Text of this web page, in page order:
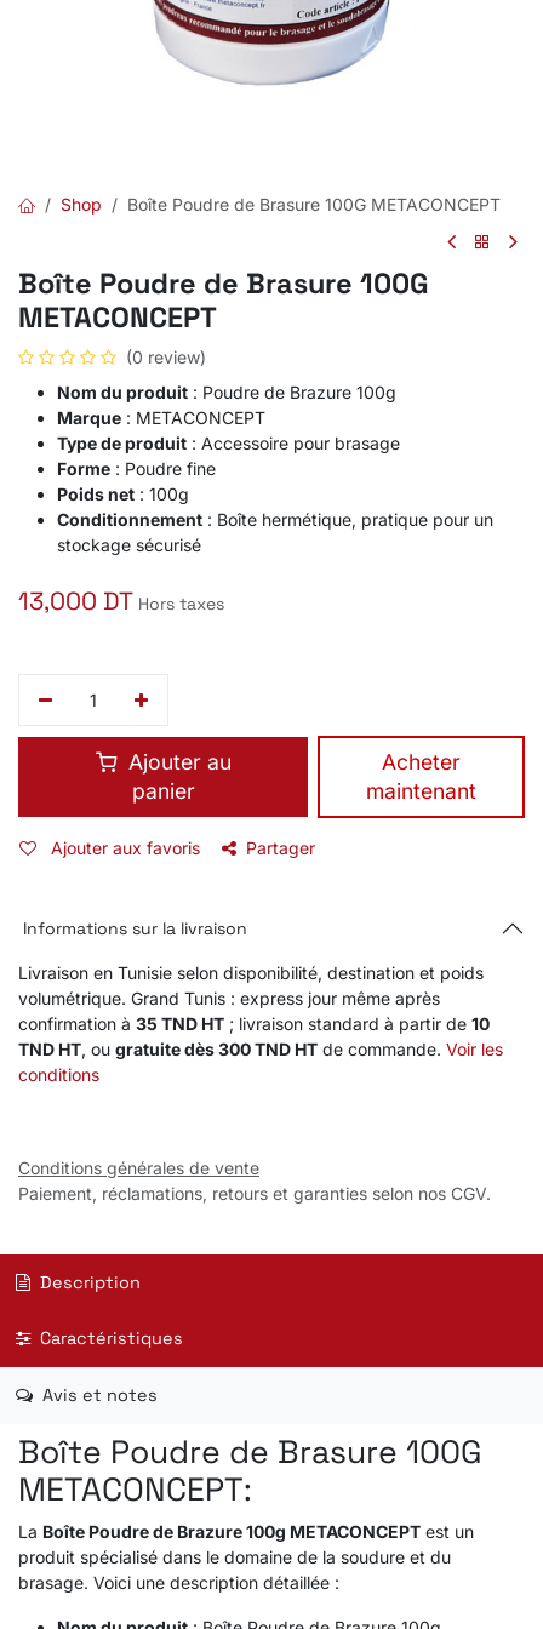
Shop Boîte Poudre de Brasure 100G METACONCEPT
Boîte Poudre de Brasure 100G
METACONCEPT
(0 review)
Nom du produit : Poudre de Brazure 100g
Marque : METACONCEPT
Type de produit : Accessoire pour brasage
Forme : Poudre fine
Poids net : 100g
Conditionnement : Boîte hermétique, pratique pour un
stockage sécurisé
13,000 DT Hors taxes
Ajouter au
panier
​Acheter
maintenant
Ajouter aux favoris Partager
Informations sur la livraison
Livraison en Tunisie selon disponibilité, destination et poids
volumétrique. Grand Tunis : express jour même après
confirmation à 35 TND HT ; livraison standard à partir de 10
TND HT, ou gratuite dès 300 TND HT de commande. Voir les
conditions
Conditions générales de vente
Paiement, réclamations, retours et garanties selon nos CGV.
Description
Caractéristiques
Avis et notes
Boîte Poudre de Brasure 100G
METACONCEPT:
La Boîte Poudre de Brazure 100g METACONCEPT est un
produit spécialisé dans le domaine de la soudure et du
brasage. Voici une description détaillée :